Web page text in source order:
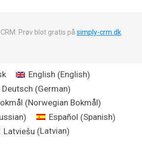
Prøv blot gratis på simply-crm.dk.
English (English)
Deutsch (German)
(Norwegian Bokmål)
) Español (Spanish)
Latviešu (Latvian)